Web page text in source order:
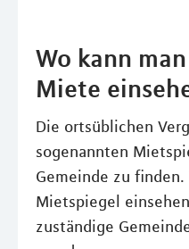
Wo kann
Miete
Die ortsüblichen
sogenannten
Gemeinde zu finden.
Mietspiegel
zuständige